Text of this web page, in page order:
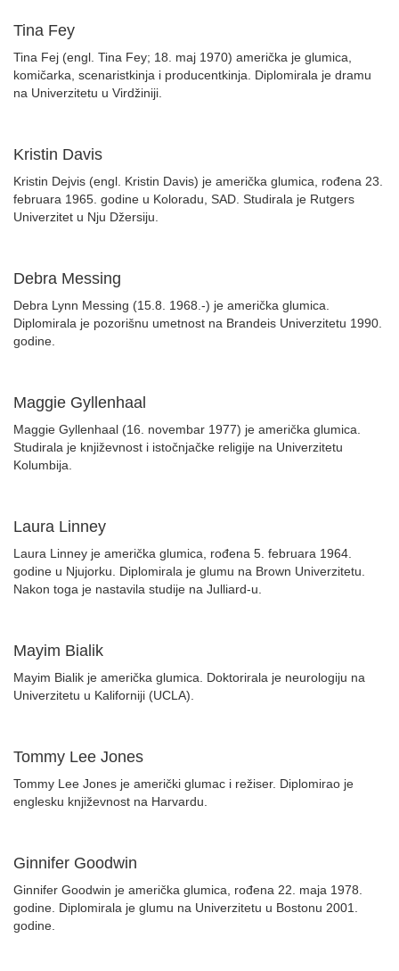
Tina Fey
Tina Fej (engl. Tina Fey; 18. maj 1970) američka je glumica,
komičarka, scenaristkinja i producentkinja. Diplomirala je dramu
na Univerzitetu u Virdžiniji.
Kristin Davis
Kristin Dejvis (engl. Kristin Davis) je američka glumica, rođena 23.
februara 1965. godine u Koloradu, SAD. Studirala je Rutgers
Univerzitet u Nju Džersiju.
Debra Messing
Debra Lynn Messing (15.8. 1968.-) je američka glumica.
Diplomirala je pozorišnu umetnost na Brandeis Univerzitetu 1990.
godine.
Maggie Gyllenhaal
Maggie Gyllenhaal (16. novembar 1977) je američka glumica.
Studirala je književnost i istočnjačke religije na Univerzitetu
Kolumbija.
Laura Linney
Laura Linney je američka glumica, rođena 5. februara 1964.
godine u Njujorku. Diplomirala je glumu na Brown Univerzitetu.
Nakon toga je nastavila studije na Julliard-u.
Mayim Bialik
Mayim Bialik je američka glumica. Doktorirala je neurologiju na
Univerzitetu u Kaliforniji (UCLA).
Tommy Lee Jones
Tommy Lee Jones je američki glumac i režiser. Diplomirao je
englesku književnost na Harvardu.
Ginnifer Goodwin
Ginnifer Goodwin je američka glumica, rođena 22. maja 1978.
godine. Diplomirala je glumu na Univerzitetu u Bostonu 2001.
godine.